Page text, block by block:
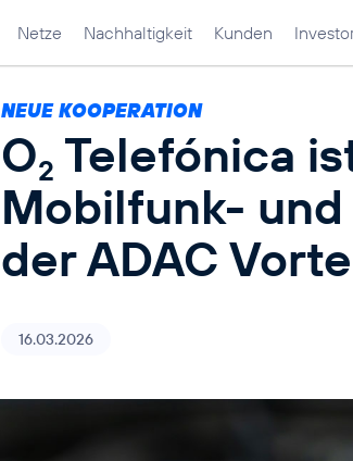
Netze Nachhaltigkeit Kunden
NEUE KOOPERATION
O2 Telefónica
Mobilfunk-
der ADAC
16.03.2026